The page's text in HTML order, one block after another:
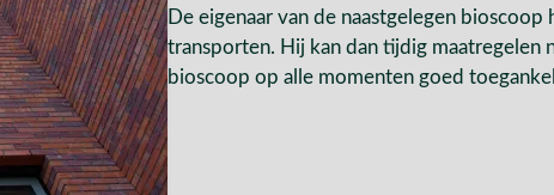
De eigenaar van de naastgelegen
transporten. Hij kan dan tijdig maatregelen
bioscoop op alle momenten goed